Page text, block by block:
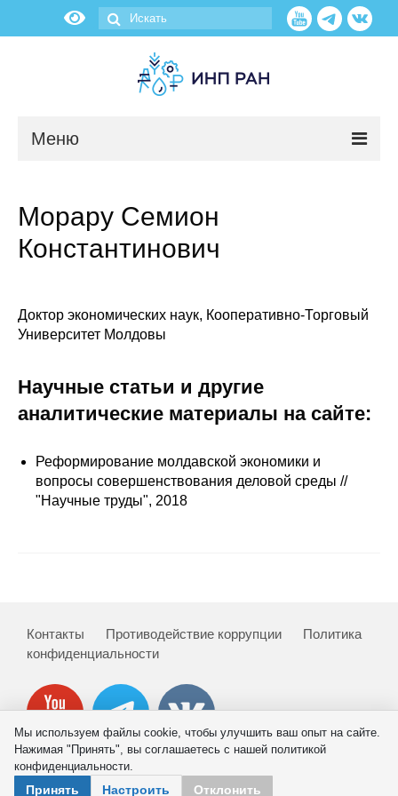
Меню
О нас
Научные подразделения
Противодействие коррупции
Издания
Проблемы прогнозирования
О журнале
Номера журналов
Морару Семион
Константинович
Доктор экономических наук, Кооперативно-Торговый
Университет Молдовы
Научные статьи и другие
аналитические материалы на сайте:
Реформирование молдавской экономики и
вопросы совершенствования деловой среды //
"Научные труды", 2018
Контакты Противодействие коррупции
Политика
конфиденциальности
© 2026 ИНП РАН
Мы используем файлы cookie, чтобы улучшить ваш опыт на сайте.
Нажимая "Принять", вы соглашаетесь с нашей политикой
конфиденциальности.
Принять Настроить Отклонить